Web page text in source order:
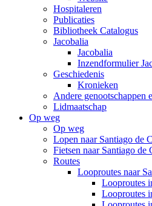
Hospitaleren
Publicaties
Bibliotheek Catalogus
Jacobalia
Jacobalia
Inzendformulier
Geschiedenis
Kronieken
Andere genootschappen
Lidmaatschap
Op weg
Op weg
Lopen naar Santiago de
Fietsen naar Santiago de
Routes
Looproutes naar
Looproutes
Looproutes